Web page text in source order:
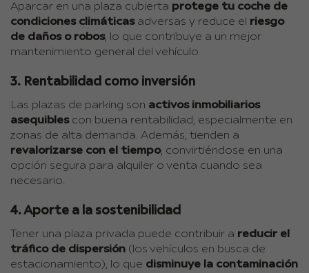
Aparcar en una plaza cubierta protege tu coche de
condiciones climáticasadversas y reduce el riesgo
de daños o robos, lo que contribuye a un mejor
mantenimiento general del vehículo.
3. Rentabilidad como inversión
Las plazas de parking son activos inmobiliarios
asequibles con buena rentabilidad, especialmente en
zonas de alta demanda. Además, tienden a
revalorizarse con el tiempo, convirtiéndose en una
opción segura para alquiler o venta cuando sea
necesario.
4. Aporte a la sostenibilidad
Tener una plaza privada puede contribuir a reducir el
tráfico de dispersión (los vehículos en busca de
estacionamiento), lo que disminuye la contaminación